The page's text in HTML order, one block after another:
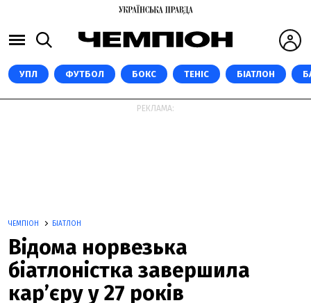
УПЛ ФУТБОЛ БОКС ТЕНІС БІАТЛОН
РЕКЛАМА:
ЧЕМПІОН БІАТЛОН
Відома норвезька
біатлоністка завершила
кар’єру у 27 років